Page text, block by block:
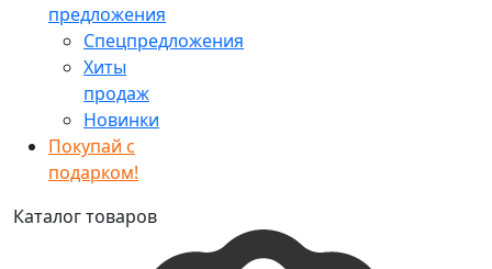
предложения
Спецпредложения
Хиты
продаж
Новинки
Покупай с
подарком!
Каталог товаров